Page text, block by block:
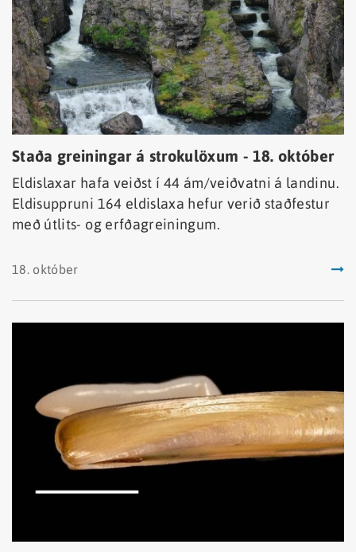
Staða greiningar á strokulöxum - 18. október
Eldislaxar hafa veiðst í 44 ám/veiðvatni á landinu.
Eldisuppruni 164 eldislaxa hefur verið staðfestur
með útlits- og erfðagreiningum.
18. október